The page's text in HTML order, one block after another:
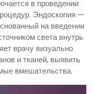
в проведении
Эндоскопия —
на введении
света внутрь
врачу визуально
и тканей, выявить
вмешательства.